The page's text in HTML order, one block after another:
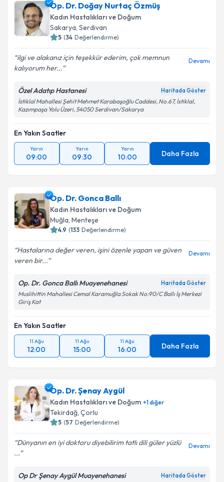
Op. Dr. Doğay Nurtaç Özmüş
Kadın Hastalıkları ve Doğum
Sakarya, Serdivan
5 (34 Değerlendirme)
ilgi ve alakanız için teşekkür ederim, çok memnun
kalıyorum her...
Devamı
Özel Adatıp Hastanesi Haritada Göster
İstiklal Mahallesi Şehit Mehmet Karabaşoğlu Caddesi, No.67, İstiklal,
Kazımpaşa Yolu Üzeri, 54050 Serdivan/Sakarya
En Yakın Saatler
Yarın
09:00
Yarın
09:30
Yarın
10:00 Daha Fazla
Op. Dr. Gonca Ballı
Kadın Hastalıkları ve Doğum
Muğla, Menteşe
4.9 (133 Değerlendirme)
Hastalarına değer veren, işini özenle yapan ve güven
veren bir...
Devamı
Op. Dr. Gonca Ballı Muayenehanesi Haritada Göster
Muslihittin Mahallesi Cemal Karamuğla Sokak No:90/C Ballı İş Merkezi
Giriş Kat
En Yakın Saatler
11 Ağu
12:00
11 Ağu
15:00
11 Ağu
16:00 Daha Fazla
Op. Dr. Şenay Aygül
Kadın Hastalıkları ve Doğum +1diğer
Tekirdağ, Çorlu
5 (57 Değerlendirme)
Dünyanın en iyi doktoru diyebilirim tatlı dili güler yüzlü
...
Devamı
Op Dr Şenay Aygül Muayenehanesi Haritada Göster